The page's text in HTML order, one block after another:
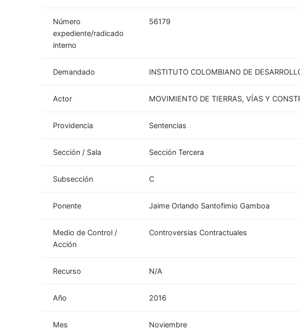
Número
expediente/radicado
interno
56179
Demandado INSTITUTO COLOMBIANO DE
Actor MOVIMIENTO DE TIERRAS, VÍAS Y
Providencia Sentencias
Sección / Sala Sección Tercera
Subsección C
Ponente Jaime Orlando Santofimio Gamboa
Medio de Control /
Acción
Controversias Contractuales
Recurso N/A
Año 2016
Mes Noviembre